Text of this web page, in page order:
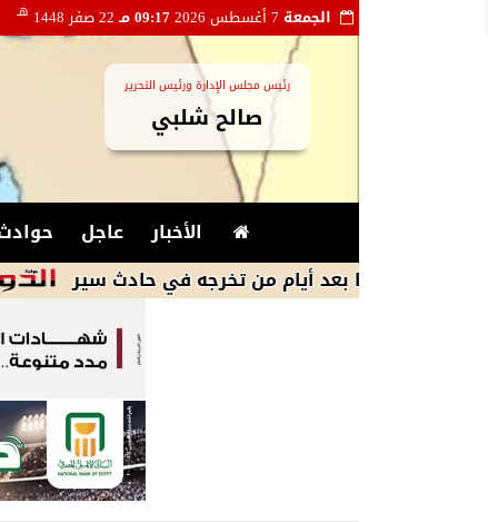
الجمعة 09:17 مـ 22 صفر 1448 هـ
رئيس مجلس الإدارة ورئيس التحرير
صالح شلبي
الأخبار عاجل
بعد أيام من تخرجه في حادث سير